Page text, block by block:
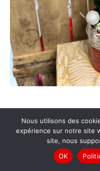
© Pollen Fleurs | Mentions
Politique
Nous utilisons des
expérience sur notre site
site, nous
OK